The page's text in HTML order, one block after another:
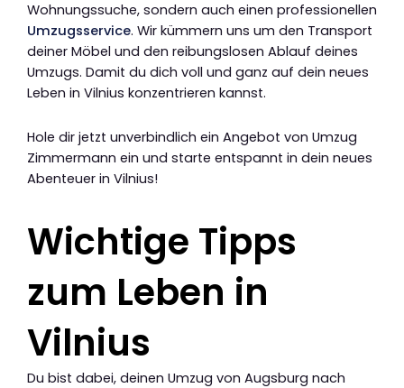
Wohnungssuche, sondern auch einen professionellen
Umzugsservice. Wir kümmern uns um den Transport
deiner Möbel und den reibungslosen Ablauf deines
Umzugs. Damit du dich voll und ganz auf dein neues
Leben in Vilnius konzentrieren kannst.
Hole dir jetzt unverbindlich ein Angebot von Umzug
Zimmermann ein und starte entspannt in dein neues
Abenteuer in Vilnius!
Wichtige Tipps
zum Leben in
Vilnius
Du bist dabei, deinen Umzug von Augsburg nach